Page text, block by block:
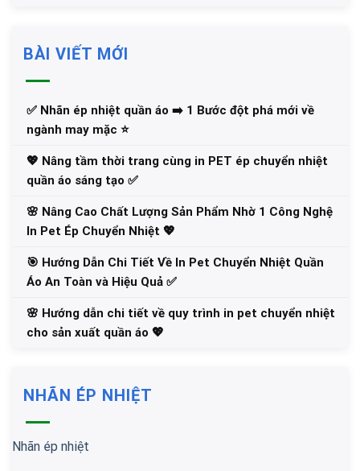
BÀI VIẾT MỚI
✅‪ Nhãn ép nhiệt quần áo ➡️ 1 Bước đột phá mới về
ngành may mặc ⭐️
💖 Nâng tầm thời trang cùng in PET ép chuyển nhiệt
quần áo sáng tạo ✅
🌸 Nâng Cao Chất Lượng Sản Phẩm Nhờ 1 Công Nghệ
In Pet Ép Chuyển Nhiệt 💖
🎯 Hướng Dẫn Chi Tiết Về In Pet Chuyển Nhiệt Quần
Áo An Toàn và Hiệu Quả ✅
🌸 Hướng dẫn chi tiết về quy trình in pet chuyển nhiệt
cho sản xuất quần áo 💖
NHÃN ÉP NHIỆT
Nhãn ép nhiệt